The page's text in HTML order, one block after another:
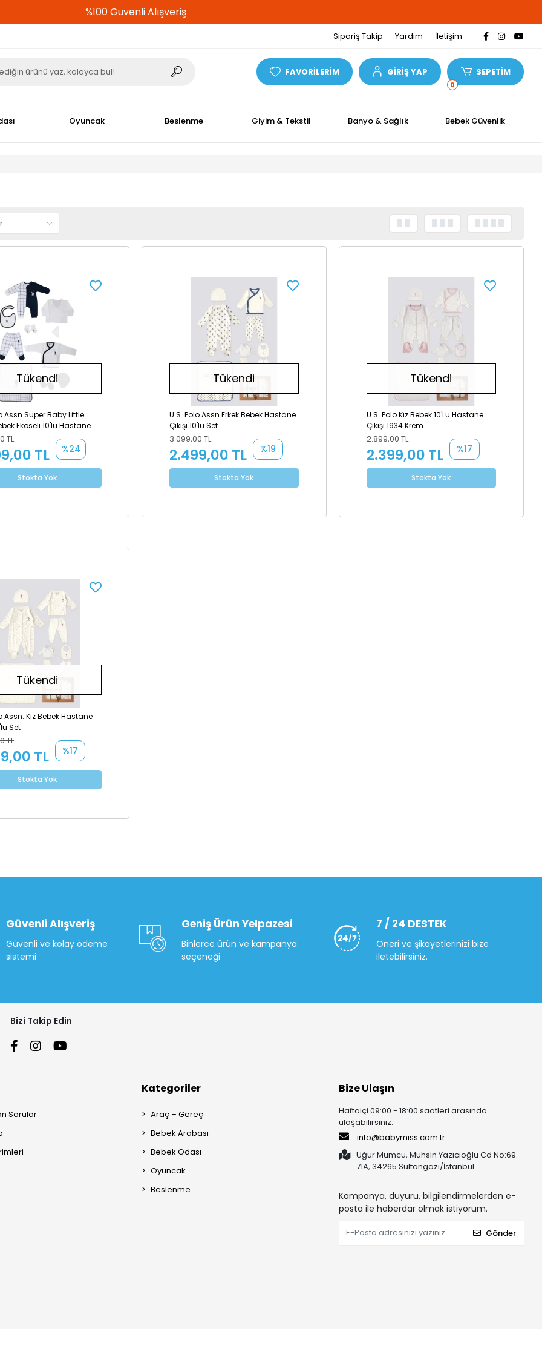
%100 Güvenli Alışveriş
Sipariş Takip Yardım İletişim
FAVORİLERİM GİRİŞ YAP
0
SEPETİM
Oyuncak Beslenme Giyim & Tekstil Banyo & Sağlık Bebek Güvenlik
Tükendi
Assn Super Baby Little
Ekoseli 10'lu Hastane
USB1074-B
TL
TL %24
Stokta Yok
Tükendi
U.S. Polo Assn Erkek Bebek Hastane
Çıkışı 10'lu Set
3.099,00 TL
2.499,00 TL %19
Stokta Yok
Tükendi
U.S. Polo Kız Bebek 10'Lu Hastane
Çıkışı 1934 Krem
2.899,00 TL
2.399,00 TL %17
Stokta Yok
Tükendi
Assn. Kız Bebek Hastane
Set
TL
TL %17
Stokta Yok
Güvenli Alışveriş
Güvenli ve kolay ödeme
sistemi
Geniş Ürün Yelpazesi
Binlerce ürün ve kampanya
seçeneği
7 / 24 DESTEK
Öneri ve şikayetlerinizi bize
iletebilirsiniz.
Bizi Takip Edin
Sorular
Kategoriler
Araç – Gereç
Bebek Arabası
Bebek Odası
Oyuncak
Beslenme
Bize Ulaşın
Haftaiçi 09:00 - 18:00 saatleri arasında
ulaşabilirsiniz.
info@babymiss.com.tr
Uğur Mumcu, Muhsin Yazıcıoğlu Cd No:69-
71A, 34265 Sultangazi/İstanbul
Kampanya, duyuru, bilgilendirmelerden e-
posta ile haberdar olmak istiyorum.
Gönder